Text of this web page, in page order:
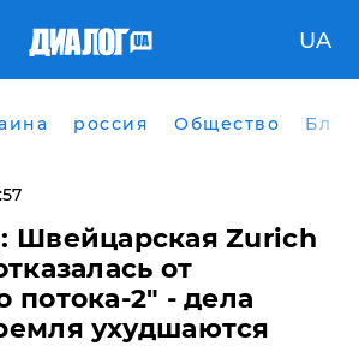
UA
россия Общество
Швейцарская Zurich
от
потока-2" - дела
ухудшаются